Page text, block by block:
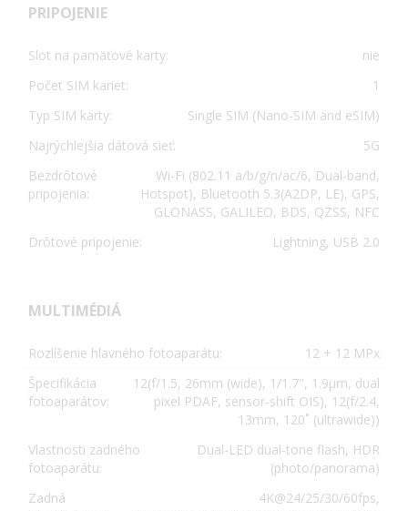
PRIPOJENIE
Slot na pamäťové karty:
nie
Počet SIM kariet:
1
Typ SIM karty:
Single SIM (Nano-SIM and eSIM)
Najrýchlejšia dátová sieť:
5G
Bezdrôtové
pripojenia:
Wi-Fi (802.11 a/b/g/n/ac/6, Dual-band,
Hotspot), Bluetooth 5.3(A2DP, LE), GPS,
GLONASS, GALILEO, BDS, QZSS, NFC
Drôtové pripojenie:
Lightning, USB 2.0
MULTIMÉDIÁ
Rozlíšenie hlavného fotoaparátu:
12 + 12 MPx
Špecifikácia
fotoaparátov:
12(f/1.5, 26mm (wide), 1/1.7", 1.9µm, dual
pixel PDAF, sensor-shift OIS), 12(f/2.4,
13mm, 120˚ (ultrawide))
Vlastnosti zadného
fotoaparátu:
Dual-LED dual-tone flash, HDR
(photo/panorama)
Zadná
4K@24/25/30/60fps,